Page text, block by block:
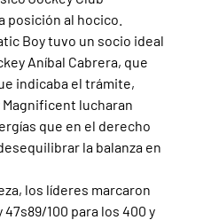
posición al hocico.
Boy tuvo un socio ideal
Aníbal Cabrera, que
indicaba el trámite,
lucharan
que en el derecho
la balanza en
los líderes marcaron
100 para los 400 y